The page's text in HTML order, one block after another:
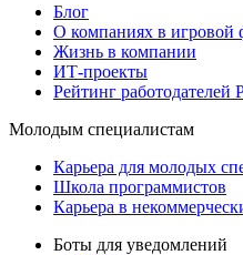
Блог
О компаниях в игровой
Жизнь в компании
ИТ-проекты
Рейтинг работодателей
Молодым специалистам
Карьера для молодых
Школа программистов
Карьера в
Боты для уведомлений